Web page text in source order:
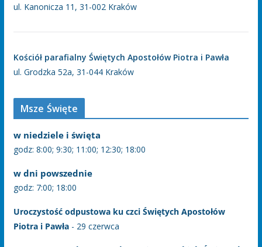
ul. Kanonicza 11, 31-002 Kraków
Kościół parafialny Świętych Apostołów Piotra i Pawła
ul. Grodzka 52a, 31-044 Kraków
Msze Święte
w niedziele i święta
godz: 8:00; 9:30; 11:00; 12:30; 18:00
w dni powszednie
godz: 7:00; 18:00
Uroczystość odpustowa ku czci Świętych Apostołów
Piotra i Pawła- 29 czerwca